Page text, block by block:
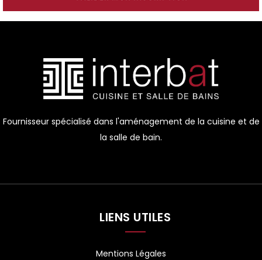
Alternative:
Fournisseur spécialisé dans l'aménagement de la cuisine et de
la salle de bain.
LIENS UTILES
Mentions Légales